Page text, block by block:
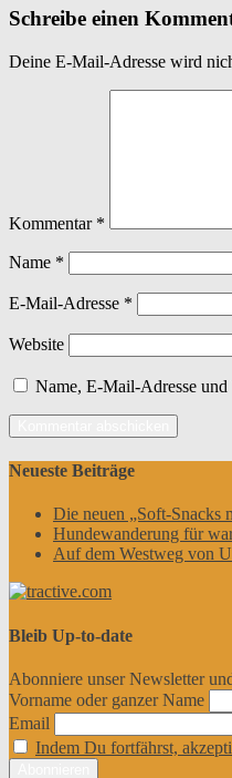
Schreibe einen
Deine E-Mail-Adresse wird
Kommentar *
Name *
E-Mail-Adresse *
Website
Name, E-Mail-Adresse und
Neueste Beiträge
Die neuen „Soft-Snacks
Hundewanderung für
Auf dem Westweg von
Bleib Up-to-date
Abonniere unser Newsletter
Vorname oder ganzer Name
Email
Indem Du fortfährst,